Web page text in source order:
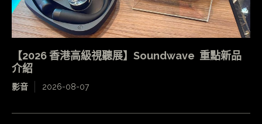
【2026 香港高級視聽展】Soundwave 重點新品
介紹
影音 2026-08-07